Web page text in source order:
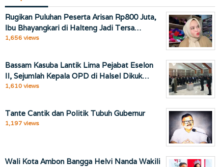
Rugikan Puluhan Peserta Arisan Rp800 Juta,
Ibu Bhayangkari di Halteng Jadi Tersa…
1,656 views
Bassam Kasuba Lantik Lima Pejabat Eselon
II, Sejumlah Kepala OPD di Halsel Dikuk…
1,610 views
Tante Cantik dan Politik Tubuh Gubernur
1,197 views
Wali Kota Ambon Bangga Helvi Nanda Wakili